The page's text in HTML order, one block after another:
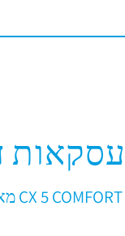
עסקאות
CX 5 COMFORT מאזדה - 2025